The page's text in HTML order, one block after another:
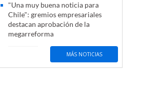
"Una muy buena noticia para
Chile": gremios empresariales
destacan aprobación de la
megarreforma
MÁS NOTICIAS